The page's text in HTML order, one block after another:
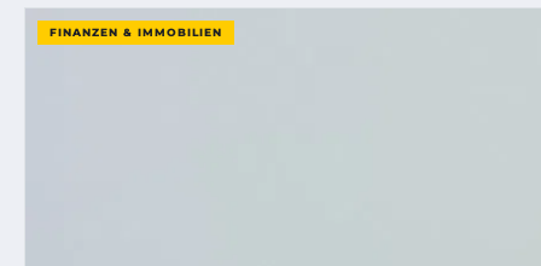
FINANZEN & IMMOBILIEN